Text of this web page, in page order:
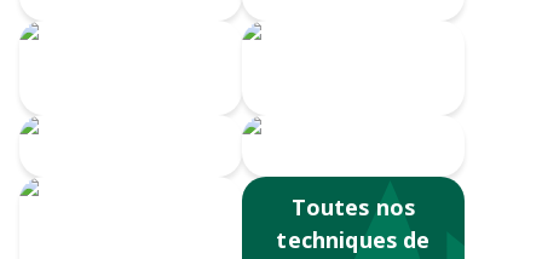
Toutes nos
techniques de